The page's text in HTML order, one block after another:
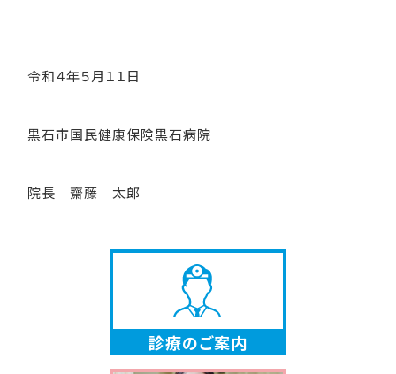
令和４年５月１１日
黒石市国民健康保険黒石病院
院長 齋藤 太郎
診療のご案内